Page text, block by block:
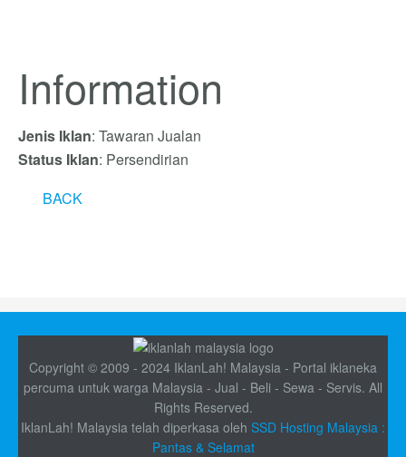
Information
Jenis Iklan: Tawaran Jualan
Status Iklan: Persendirian
BACK
Copyright © 2009 - 2024 IklanLah! Malaysia - Portal iklaneka
percuma untuk warga Malaysia - Jual - Beli - Sewa - Servis. All
Rights Reserved.
IklanLah! Malaysia telah diperkasa oleh SSD Hosting Malaysia :
Pantas & Selamat